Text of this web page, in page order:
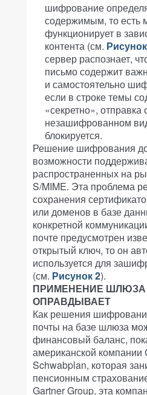
шифрование
содержимым, то есть
функционирует в
контента (см.
сервер распознает,
письмо содержит
и самостоятельно
если в строке темы
«секретно»,
незашифрованном
блокируется.
Решение шифрования
возможности
распространенных на
S/MIME. Эта проблема
сохранения
или доменов в базе
конкретной
почте предусмотрен
открытый ключ, то он
используется для
(см. Рисунок 2).
ПРИМЕНЕНИЕ ШЛЮЗА
ОПРАВДЫВАЕТ
Как решения
почты на базе шлюза
финансовый баланс,
американской компании
Schwabplan, которая
пенсионным
Gartner Group, эта